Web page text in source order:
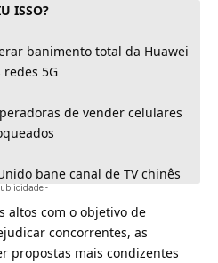
ISSO?
banimento total da Huawei
redes 5G
de vender celulares
bane canal de TV chinês
-
altos com o objetivo de
concorrentes, as
propostas mais condizentes